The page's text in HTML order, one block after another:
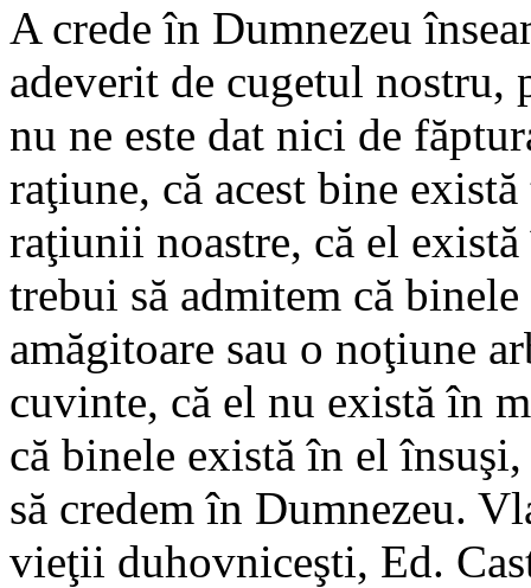
A crede în Dumnezeu
adeverit de cugetul nostru,
nu ne este dat nici de
raţiune, că acest bine
raţiunii noastre, că el
trebui să admitem că binele
amăgitoare sau o noţiune
cuvinte, că el nu există în
că binele există în el
să credem în Dumnezeu.
vieţii duhovniceşti, Ed.